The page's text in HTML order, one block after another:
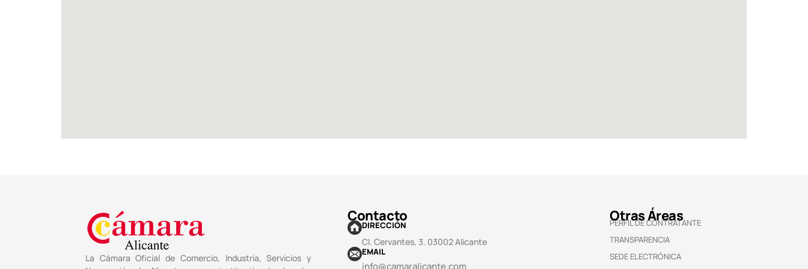
La Cámara Oficial de Comercio, Industria, Servicios y
Contacto
DIRECCIÓN
Cl. Cervantes, 3. 03002 Alicante
EMAIL
info@camaralicante.com
Otras Áreas
PERFIL DE CONTRATANTE
TRANSPARENCIA
SEDE ELECTRÓNICA